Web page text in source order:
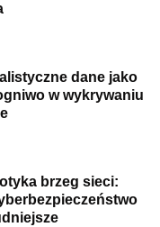
dane jako
w wykrywaniu
brzeg sieci: